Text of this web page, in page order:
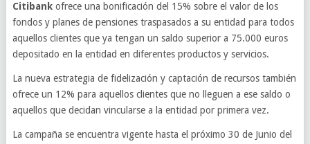
Citibankofrece una bonificación del 15% sobre el valor de los
fondos y planes de pensiones traspasados a su entidad para todos
aquellos clientes que ya tengan un saldo superior a 75.000 euros
depositado en la entidad en diferentes productos y servicios.
La nueva estrategia de fidelización y captación de recursos también
ofrece un 12% para aquellos clientes que no lleguen a ese saldo o
aquellos que decidan vincularse a la entidad por primera vez.
La campaña se encuentra vigente hasta el próximo 30 de Junio del